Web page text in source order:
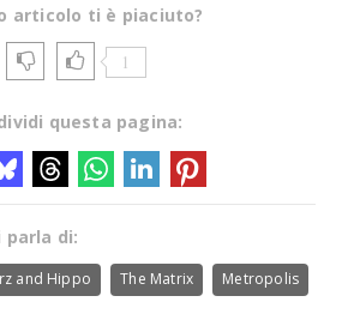
articolo ti è piaciuto?
1
questa pagina:
parla di:
and Hippo The Matrix Metropolis